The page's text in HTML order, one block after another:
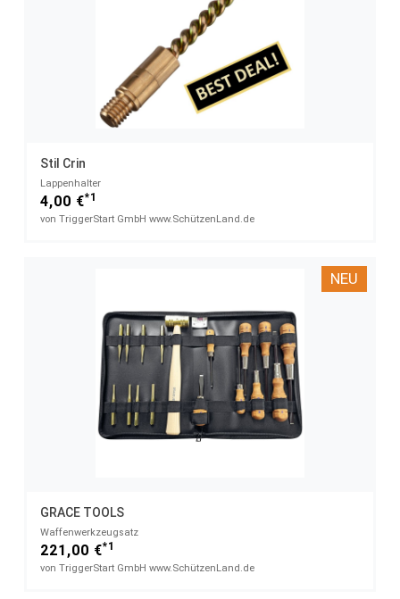
Stil Crin
Lappenhalter
4,00 €*1
von TriggerStart GmbH www.SchützenLand.de
NEU
GRACE TOOLS
Waffenwerkzeugsatz
221,00 €*1
von TriggerStart GmbH www.SchützenLand.de